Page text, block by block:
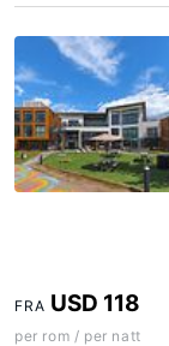
FRA USD 118
per rom / per natt